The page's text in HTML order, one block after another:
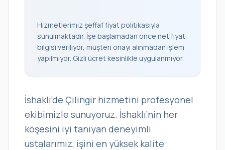
Hizmetlerimiz şeffaf fiyat politikasıyla
sunulmaktadır. İşe başlamadan önce net fiyat
bilgisi veriliyor, müşteri onayı alınmadan işlem
yapılmıyor. Gizli ücret kesinlikle uygulanmıyor.
İshaklı’de Çilingir hizmetini profesyonel
ekibimizle sunuyoruz. İshaklı’nin her
köşesini iyi tanıyan deneyimli
ustalarımız, işini en yüksek kalite